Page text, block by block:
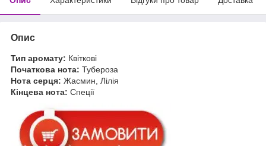
Опис
Тип аромату: Квіткові
Початкова нота: Тубероза
Нота серця: Жасмин, Лілія
Кінцева нота: Спеції